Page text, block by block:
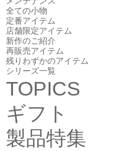
全ての小物
定番アイテム
店舗限定アイテム
新作のご紹介
再販売アイテム
残りわずかのアイテム
シリーズ一覧
TOPICS
ギフト
製品特集